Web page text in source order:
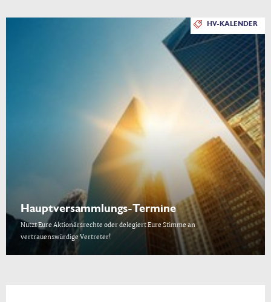
HV-KALENDER
Hauptversammlungs-Termine
Nutzt Eure Aktionärsrechte oder delegiert Eure Stimme an
vertrauenswürdige Vertreter!